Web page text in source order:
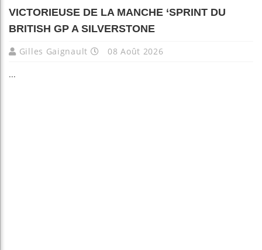
VICTORIEUSE DE LA MANCHE ‘SPRINT DU
BRITISH GP A SILVERSTONE
Gilles Gaignault 08 Août 2026
...